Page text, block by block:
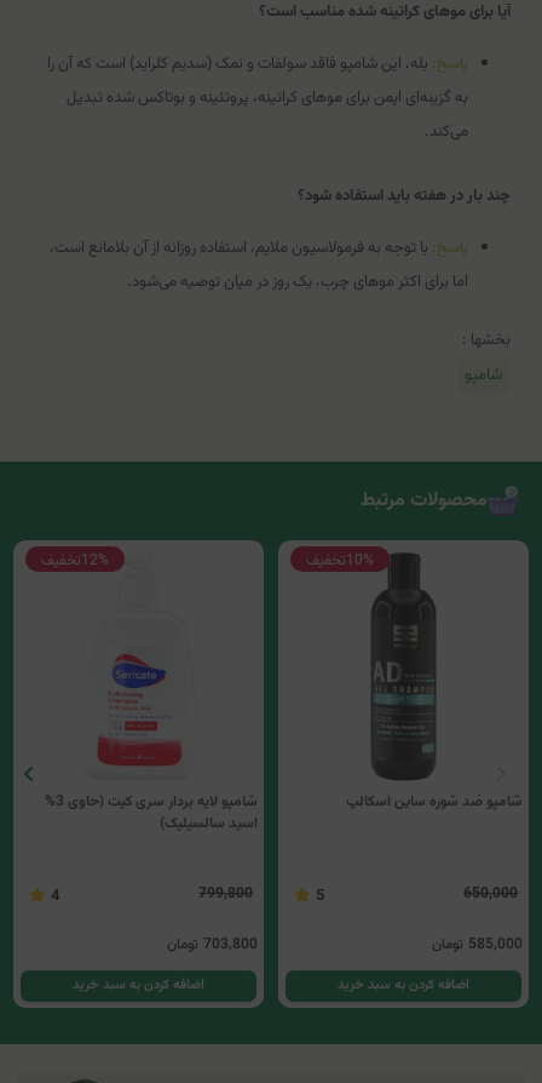
آیا برای موهای کراتینه شده مناسب است؟
پاسخ: بله، این شامپو فاقد سولفات و نمک (سدیم کلراید) است که آن را
به گزینه‌ای ایمن برای موهای کراتینه، پروتئینه و بوتاکس شده تبدیل
می‌کند.
چند بار در هفته باید استفاده شود؟
پاسخ: با توجه به فرمولاسیون ملایم، استفاده روزانه از آن بلامانع است،
اما برای اکثر موهای چرب، یک روز در میان توصیه می‌شود.
بخشها :
شامپو
محصولات مرتبط
10%تخفیف
شامپو ضد شوره ساین اسکالپ
650,000
5
585,000 تومان
اضافه کردن به سبد خرید
12%تخفیف
شامپو لایه بردار سری کیت (حاوی 3%
اسید سالسیلیک)
799,800
4
703,800 تومان
اضافه کردن به سبد خرید